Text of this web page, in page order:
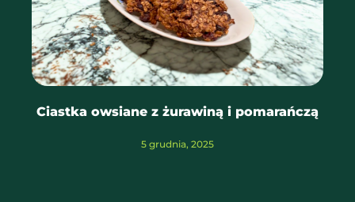
Ciastka owsiane z żurawiną i pomarańczą
5 grudnia, 2025